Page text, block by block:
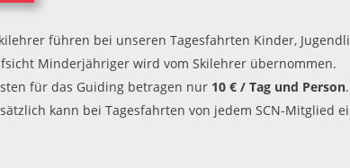
führen bei unseren Tagesfahrten Kinder,
Minderjähriger wird vom Skilehrer übernommen.
für das Guiding betragen nur 10 € / Tag und Person.
kann bei Tagesfahrten von jedem SCN-Mitglied